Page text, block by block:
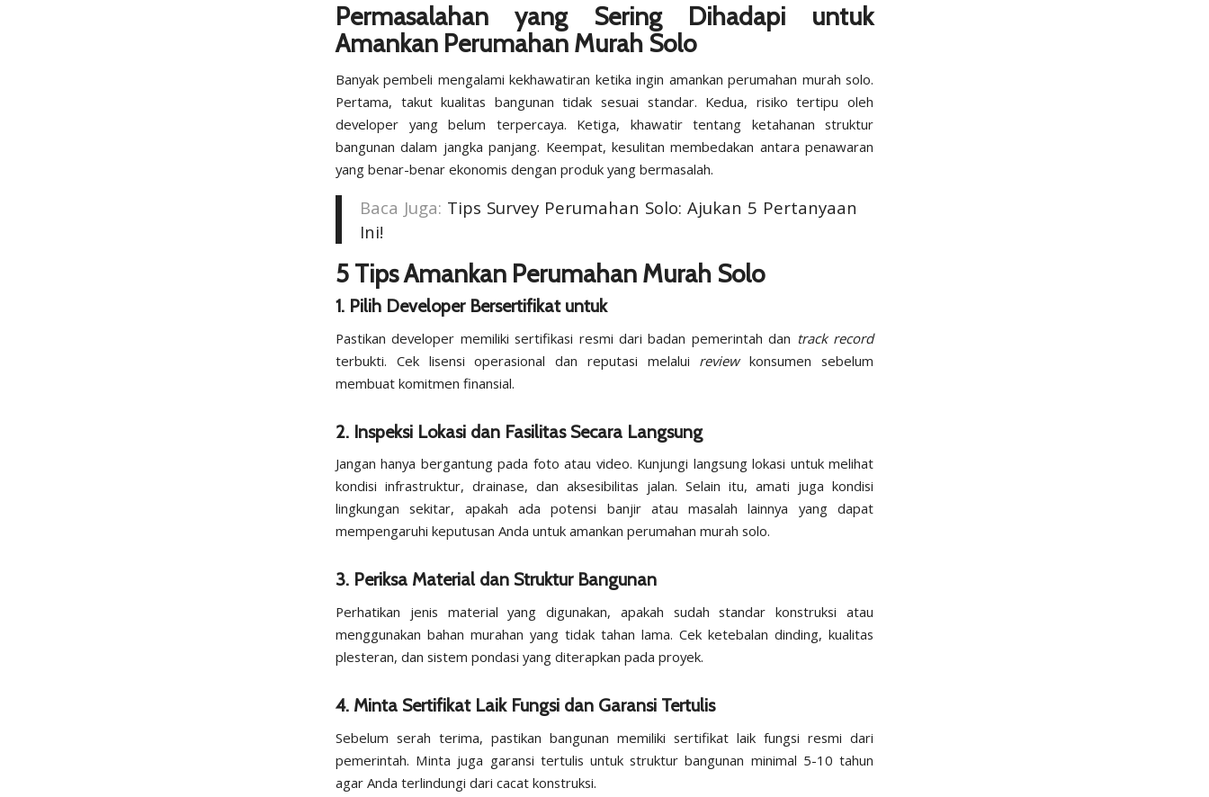
Permasalahan yang Sering Dihadapi untuk
Amankan Perumahan Murah Solo
Banyak pembeli mengalami kekhawatiran ketika ingin amankan perumahan murah solo.
Pertama, takut kualitas bangunan tidak sesuai standar. Kedua, risiko tertipu oleh
developer yang belum terpercaya. Ketiga, khawatir tentang ketahanan struktur
bangunan dalam jangka panjang. Keempat, kesulitan membedakan antara penawaran
yang benar-benar ekonomis dengan produk yang bermasalah.
Baca Juga: Tips Survey Perumahan Solo: Ajukan 5 Pertanyaan
Ini!
5 Tips Amankan Perumahan Murah Solo
1. Pilih Developer Bersertifikat untuk
Pastikan developer memiliki sertifikasi resmi dari badan pemerintah dan track record
terbukti. Cek lisensi operasional dan reputasi melalui reviewkonsumen sebelum
membuat komitmen finansial.
2. Inspeksi Lokasi dan Fasilitas Secara Langsung
Jangan hanya bergantung pada foto atau video. Kunjungi langsung lokasi untuk melihat
kondisi infrastruktur, drainase, dan aksesibilitas jalan. Selain itu, amati juga kondisi
lingkungan sekitar, apakah ada potensi banjir atau masalah lainnya yang dapat
mempengaruhi keputusan Anda untuk amankan perumahan murah solo.
3. Periksa Material dan Struktur Bangunan
Perhatikan jenis material yang digunakan, apakah sudah standar konstruksi atau
menggunakan bahan murahan yang tidak tahan lama. Cek ketebalan dinding, kualitas
plesteran, dan sistem pondasi yang diterapkan pada proyek.
4. Minta Sertifikat Laik Fungsi dan Garansi Tertulis
Sebelum serah terima, pastikan bangunan memiliki sertifikat laik fungsi resmi dari
pemerintah. Minta juga garansi tertulis untuk struktur bangunan minimal 5-10 tahun
agar Anda terlindungi dari cacat konstruksi.